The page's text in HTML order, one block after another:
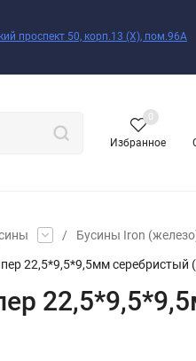
проспект 50, корп.13 (X), пом.96А
Избранное
0
/ Бусины Iron
22,5*9,5*9,5мм серебристый